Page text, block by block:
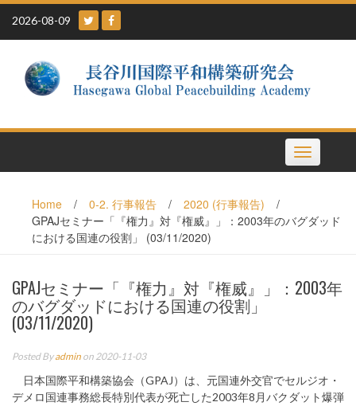
Skip
content
2026-08-09
Toggle
navigation
Home / 0-2. 行事報告 / 2020 (行事報告)
/
GPAJセミナー「『権力』対『権威』」：2003年のバグダッド
における国連の役割」 (03/11/2020)
GPAJセミナー「『権力』対『権威』」：2003年
のバグダッドにおける国連の役割」
(03/11/2020)
Posted Byadmin on 2020-11-03
日本国際平和構築協会（GPAJ）は、元国連外交官でセルジオ・
デメロ国連事務総長特別代表が死亡した2003年8月バクダット爆弾